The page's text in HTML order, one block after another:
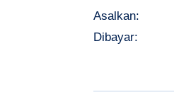
Asalkan:
Dibayar: